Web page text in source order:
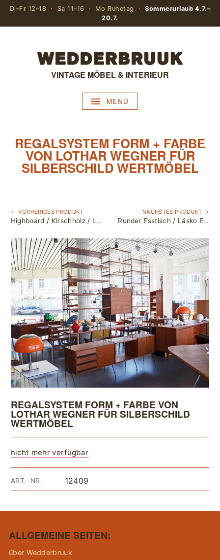
Di–Fr 12–18 · Sa 11–16 · Mo Ruhetag ·Sommerurlaub 4.7.–
20.7.
VINTAGE MÖBEL & INTERIEUR
MENÜ
REGALSYSTEM FORM + FARBE
VON LOTHAR WEGNER FÜR
SILBERSCHILD WERTMÖBEL
← VORHERIGES PRODUKT
Highboard / Kirschholz / L 230 cm x H 134 cm x T 45 cm / komplett demontierbar
NÄCHSTES PRODUKT →
Runder Esstisch / Läsko Exclusiv Modell / Chrom / + 2 Einlegeplatten (je 50cm) / Maße: L 118cm x B 118cm x H 73cm
REGALSYSTEM FORM + FARBE VON
LOTHAR WEGNER FÜR SILBERSCHILD
WERTMÖBEL
nicht mehr verfügbar
ART.-NR. 12409
ALLGEMEINE SEITEN:
über Wedderbruuk